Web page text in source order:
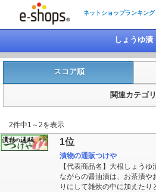
ネットショップランキング
しょうゆ漬
スコア順
関連カテゴリ
2件中1～2を表示
1位
漬物の通販つけや
【代表商品名】大根しょう
ながらの醤油漬は、お茶漬や
りにして雑炊の中に加えたり